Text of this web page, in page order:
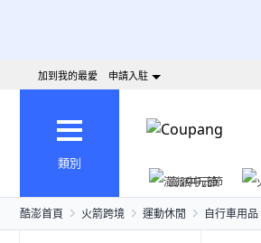
加到我的最愛 申請入駐
類別
澎派中元節
酷澎首頁 火箭跨境 運動休閒 自行車用品